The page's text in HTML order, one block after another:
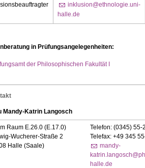
inklusion@ethnologie.uni-
halle.de
in Prüfungsangelegenheiten:
der Philosophischen Fakultät I
Mandy-Katrin Langosch
Raum E.26.0 (E.17.0)
Wucherer-Straße 2
Halle (Saale)
Telefon: (0345) 55-
Telefax: +49 345
mandy-
halle.de